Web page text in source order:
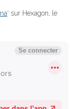
‘ sur Hexagon, le